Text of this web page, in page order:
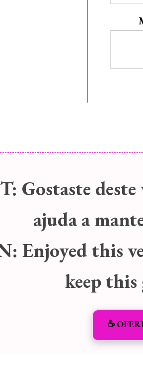
Gostaste
ajuda a
Enjoyed this
keep
☕️